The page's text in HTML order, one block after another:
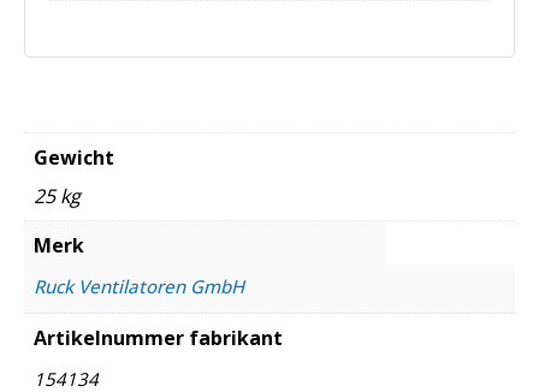
Gewicht
25 kg
Merk
Ruck Ventilatoren GmbH
Artikelnummer fabrikant
154134